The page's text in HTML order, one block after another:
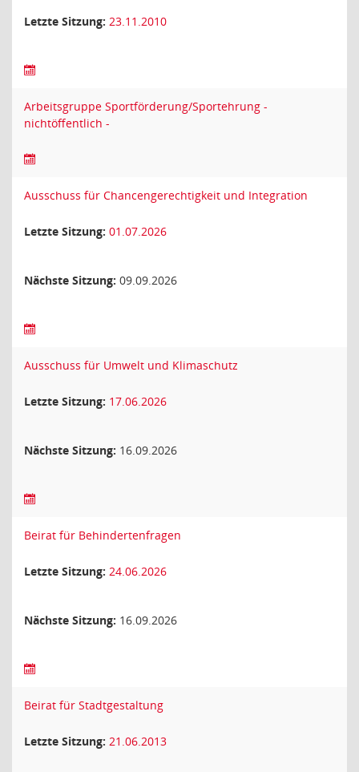
Letzte Sitzung: 23.11.2010
Arbeitsgruppe Sportförderung/Sportehrung -
nichtöffentlich -
Ausschuss für Chancengerechtigkeit und Integration
Letzte Sitzung: 01.07.2026
Nächste Sitzung: 09.09.2026
Ausschuss für Umwelt und Klimaschutz
Letzte Sitzung: 17.06.2026
Nächste Sitzung: 16.09.2026
Beirat für Behindertenfragen
Letzte Sitzung: 24.06.2026
Nächste Sitzung: 16.09.2026
Beirat für Stadtgestaltung
Letzte Sitzung: 21.06.2013